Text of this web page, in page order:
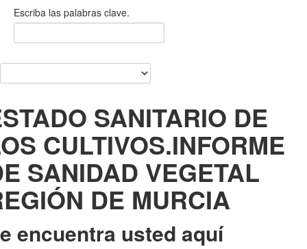
Escriba las palabras clave.
SANITARIO DE
CULTIVOS.INFORME
SANIDAD VEGETAL
DE MURCIA
encuentra usted aquí